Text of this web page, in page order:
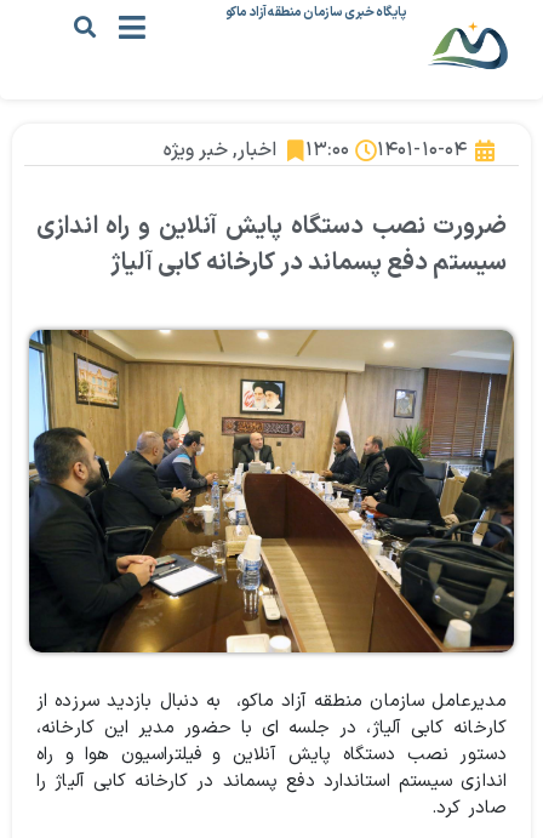
پایگاه خبری سازمان منطقه آزاد ماکو
۱۴۰۱-۱۰-۰۴ ۱۳:۰۰ اخبار,خبر ویژه
ضرورت نصب دستگاه پایش آنلاین و راه اندازی
سیستم دفع پسماند در کارخانه کابی آلیاژ
مدیرعامل سازمان منطقه آزاد ماکو،‌ به دنبال بازدید سرزده از
کارخانه کابی آلیاژ،‌ در جلسه ای با حضور مدیر این کارخانه،
دستور نصب دستگاه پایش آنلاین و فیلتراسیون هوا و راه
اندازی سیستم استاندارد دفع پسماند در کارخانه کابی آلیاژ را
صادر کرد.